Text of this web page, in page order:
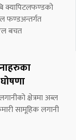
क्यापिटलफण्डको
फण्डअन्तर्गत
बचत
क्षेत्रमा अब्ल
सामूहिक लगानी